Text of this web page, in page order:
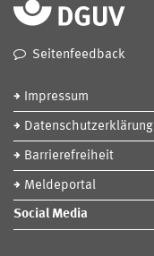
Seitenfeedback
Impressum
Datenschutzerklärung
Barrierefreiheit
Meldeportal
Social Media